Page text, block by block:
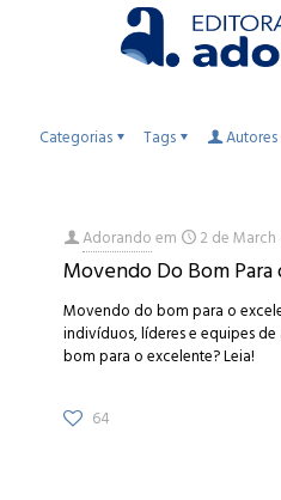
Categorias Tags Autores
Adorandoem 2 de March
Movendo Do Bom
Movendo do bom para o
indivíduos, líderes e equipes
bom para o excelente? Leia!
64